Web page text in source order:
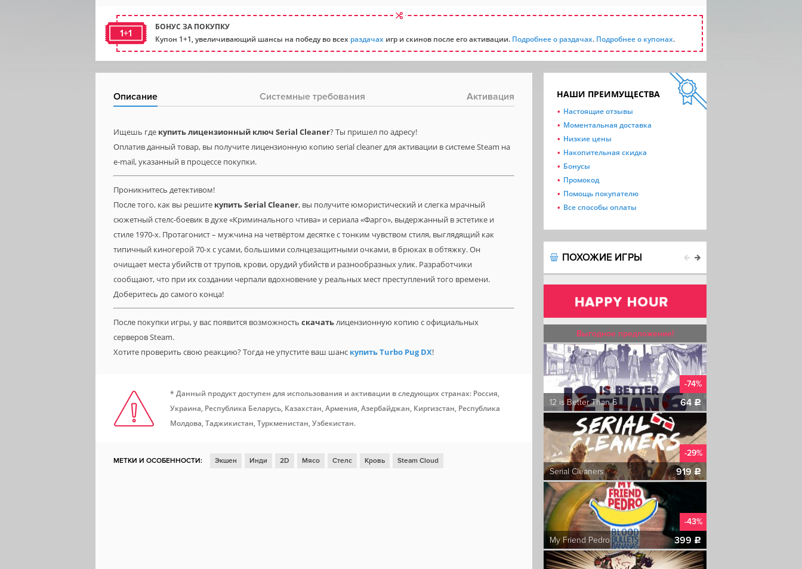
1+1
БОНУС ЗА ПОКУПКУ
Купон 1+1, увеличивающий шансы на победу во всех раздачах игр и скинов после его активации. Подробнее о раздачах. Подробнее о купонах.
Описание Системные требования Активация
Ищешь где купить лицензионный ключ Serial Cleaner? Ты пришел по адресу!
Оплатив данный товар, вы получите лицензионную копию serial cleaner для активации в системе Steam на
e-mail, указанный в процессе покупки.
Проникнитесь детективом!
После того, как вы решите купитьSerial Cleaner, вы получите юмористический и слегка мрачный
сюжетный стелс-боевик в духе «Криминального чтива» и сериала «Фарго», выдержанный в эстетике и
стиле 1970-х. Протагонист – мужчина на четвёртом десятке с тонким чувством стиля, выглядящий как
типичный киногерой 70-х с усами, большими солнцезащитными очками, в брюках в обтяжку. Он
очищает места убийств от трупов, крови, орудий убийств и разнообразных улик. Разработчики
сообщают, что при их создании черпали вдохновение у реальных мест преступлений того времени.
Доберитесь до самого конца!
После покупки игры, у вас появится возможность скачатьлицензионную копию с официальных
серверов Steam.
Хотите проверить свою реакцию? Тогда не упустите ваш шанс купить Turbo Pug DX!
* Данный продукт доступен для использования и активации в следующих странах: Россия,
Украина, Республика Беларусь, Казахстан, Армения, Азербайджан, Киргизстан, Республика
Молдова, Таджикистан, Туркменистан, Узбекистан.
МЕТКИ И ОСОБЕННОСТИ: Экшен Инди 2D Мясо Стелс Кровь Steam Cloud
НАШИ ПРЕИМУЩЕСТВА
Настоящие отзывы
Моментальная доставка
Низкие цены
Накопительная скидка
Бонусы
Промокод
Помощь покупателю
Все способы оплаты
ПОХОЖИЕ ИГРЫ
Выгодное предложение!
-74%
12 is Better Than 6
64 c
-29%
Serial Cleaners
919 c
-43%
My Friend Pedro
399 c